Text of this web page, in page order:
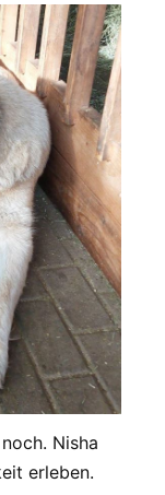
Nisha
erleben.